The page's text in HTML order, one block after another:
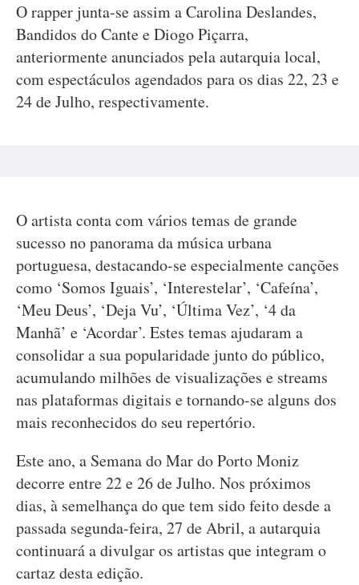
O rapper junta-se assim a Carolina Deslandes,
Bandidos do Cante e Diogo Piçarra,
anteriormente anunciados pela autarquia local,
com espectáculos agendados para os dias 22, 23 e
24 de Julho, respectivamente.
O artista conta com vários temas de grande
sucesso no panorama da música urbana
portuguesa, destacando-se especialmente canções
como ‘Somos Iguais’, ‘Interestelar’, ‘Cafeína’,
‘Meu Deus’, ‘Deja Vu’, ‘Última Vez’, ‘4 da
Manhã’ e ‘Acordar’. Estes temas ajudaram a
consolidar a sua popularidade junto do público,
acumulando milhões de visualizações e streams
nas plataformas digitais e tornando-se alguns dos
mais reconhecidos do seu repertório.
Este ano, a Semana do Mar do Porto Moniz
decorre entre 22 e 26 de Julho. Nos próximos
dias, à semelhança do que tem sido feito desde a
passada segunda-feira, 27 de Abril, a autarquia
continuará a divulgar os artistas que integram o
cartaz desta edição.